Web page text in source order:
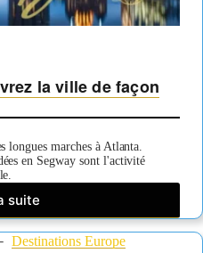
la ville de façon
longues marches à Atlanta.
en Segway sont l'activité
suite
Visiter
Atlanta
: Destinations Europe